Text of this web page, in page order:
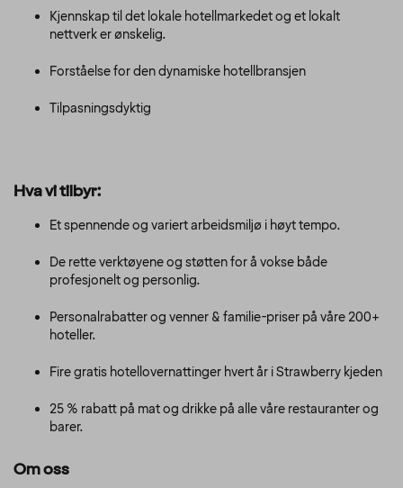
Kjennskap til det lokale hotellmarkedet og et lokalt
nettverk er ønskelig.
Forståelse for den dynamiske hotellbransjen
Tilpasningsdyktig
Hva vi tilbyr:
Et spennende og variert arbeidsmiljø i høyt tempo.
De rette verktøyene og støtten for å vokse både
profesjonelt og personlig.
Personalrabatter og venner & familie-priser på våre 200+
hoteller.
Fire gratis hotellovernattinger hvert år i Strawberry kjeden
25 % rabatt på mat og drikke på alle våre restauranter og
barer.
Om oss